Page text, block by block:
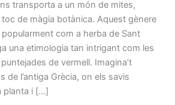
transporta a un món de mites,
de màgia botànica. Aquest gènere
com a herba de Sant
una etimologia tan intrigant com les
de vermell. Imagina’t
de l’antiga Grècia, on els savis
planta i […]